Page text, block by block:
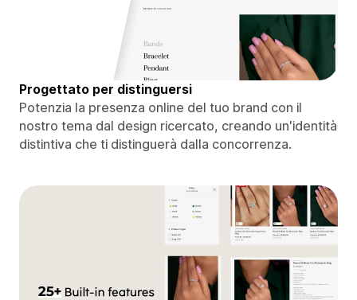
Progettato per distinguersi
Potenzia la presenza online del tuo brand con il
nostro tema dal design ricercato, creando un'identità
distintiva che ti distinguerà dalla concorrenza.